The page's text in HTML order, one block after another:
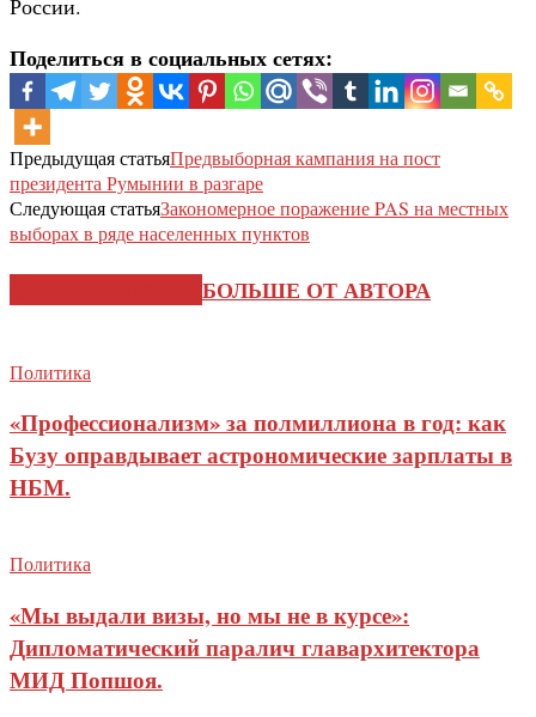
России.
Поделиться в социальных сетях:
Предыдущая статьяПредвыборная кампания на пост
президента Румынии в разгаре
Следующая статьяЗакономерное поражение PAS на местных
выборах в ряде населенных пунктов
БОЛЬШЕ ОТ АВТОРА
Политика
«Профессионализм» за полмиллиона в год: как
Бузу оправдывает астрономические зарплаты в
НБМ.
Политика
«Мы выдали визы, но мы не в курсе»:
Дипломатический паралич главархитектора
МИД Попшоя.